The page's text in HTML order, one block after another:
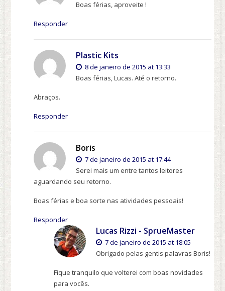
Boas férias, aproveite !
Responder
Plastic Kits
8 de janeiro de 2015 at 13:33
Boas férias, Lucas. Até o retorno.
Abraços.
Responder
Boris
7 de janeiro de 2015 at 17:44
Serei mais um entre tantos leitores
aguardando seu retorno.
Boas férias e boa sorte nas atividades pessoais!
Responder
Lucas Rizzi - SprueMaster
7 de janeiro de 2015 at 18:05
Obrigado pelas gentis palavras Boris!
Fique tranquilo que volterei com boas novidades
para vocês.